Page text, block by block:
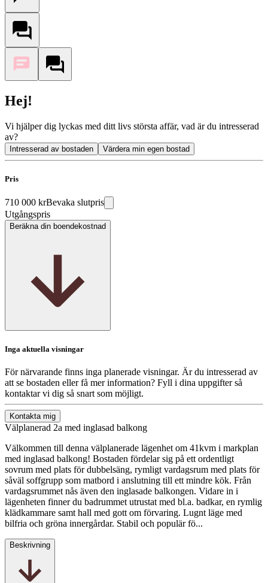
Hej!
Vi hjälper dig lyckas med ditt livs största affär, vad är du intresserad
av?
Intresserad av bostaden Värdera min egen bostad
Pris
710 000 krBevaka slutpris
Utgångspris
Beräkna din boendekostnad
Inga aktuella visningar
För närvarande finns inga planerade visningar. Är du intresserad av
att se bostaden eller få mer information? Fyll i dina uppgifter så
kontaktar vi dig så snart som möjligt.
Kontakta mig
Välplanerad 2a med inglasad balkong
Välkommen till denna välplanerade lägenhet om 41kvm i markplan
med inglasad balkong! Bostaden fördelar sig på ett ordentligt
sovrum med plats för dubbelsäng, rymligt vardagsrum med plats för
såväl soffgrupp som matbord i anslutning till ett mindre kök. Från
vardagsrummet nås även den inglasade balkongen. Vidare in i
lägenheten finner du badrummet utrustat med bl.a. badkar, en rymlig
klädkammare samt hall med gott om förvaring. Lugnt läge med
bilfria och gröna innergårdar. Stabil och populär fö...
Beskrivning